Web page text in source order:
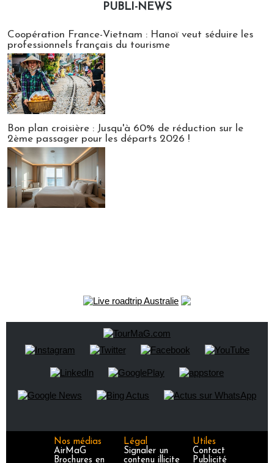
PUBLI-NEWS
Coopération France-Vietnam : Hanoï veut séduire les
professionnels français du tourisme
Bon plan croisière : Jusqu'à 60% de réduction sur le
2ème passager pour les départs 2026 !
Nos médias
AirMaG
Brochures en
Légal
Signaler un
contenu illicite
Utiles
Contact
Publicité